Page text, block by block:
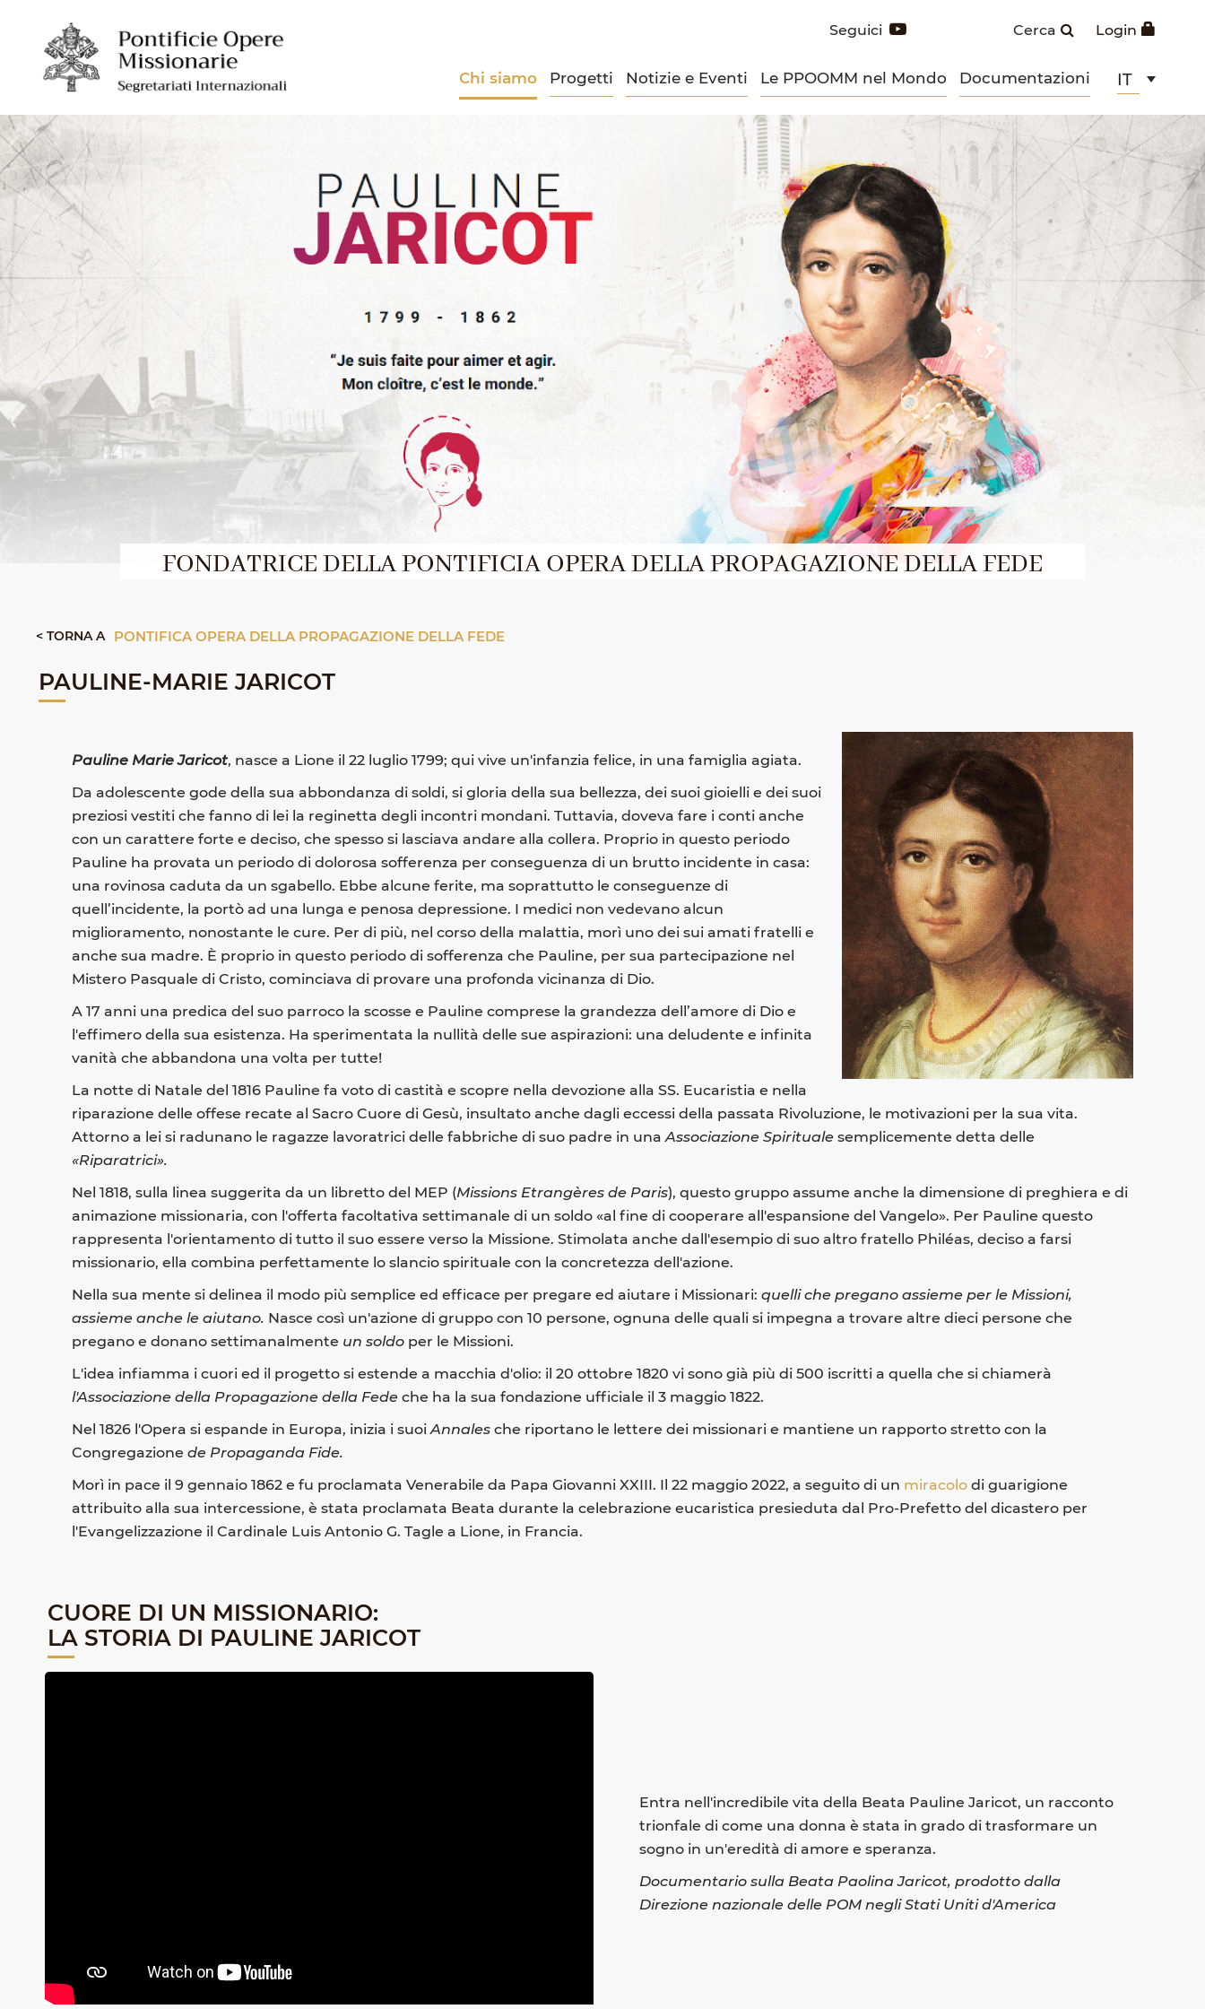
Login
Cerca
Seguici
Chi siamo Progetti Notizie e Eventi Le PPOOMM nel Mondo Documentazioni IT
FONDATRICE DELLA PONTIFICIA OPERA DELLA PROPAGAZIONE DELLA FEDE
< TORNA A PONTIFICA OPERA DELLA PROPAGAZIONE DELLA FEDE
PAULINE-MARIE JARICOT
Pauline Marie Jaricot, nasce a Lione il 22 luglio 1799; qui vive un'infanzia felice, in una famiglia agiata.
Da adolescente gode della sua abbondanza di soldi, si gloria della sua bellezza, dei suoi gioielli e dei suoi
preziosi vestiti che fanno di lei la reginetta degli incontri mondani. Tuttavia, doveva fare i conti anche
con un carattere forte e deciso, che spesso si lasciava andare alla collera. Proprio in questo periodo
Pauline ha provata un periodo di dolorosa sofferenza per conseguenza di un brutto incidente in casa:
una rovinosa caduta da un sgabello. Ebbe alcune ferite, ma soprattutto le conseguenze di
quell’incidente, la portò ad una lunga e penosa depressione. I medici non vedevano alcun
miglioramento, nonostante le cure. Per di più, nel corso della malattia, morì uno dei sui amati fratelli e
anche sua madre. È proprio in questo periodo di sofferenza che Pauline, per sua partecipazione nel
Mistero Pasquale di Cristo, cominciava di provare una profonda vicinanza di Dio.
A 17 anni una predica del suo parroco la scosse e Pauline comprese la grandezza dell’amore di Dio e
l'effimero della sua esistenza. Ha sperimentata la nullità delle sue aspirazioni: una deludente e infinita
vanità che abbandona una volta per tutte!
La notte di Natale del 1816 Pauline fa voto di castità e scopre nella devozione alla SS. Eucaristia e nella
riparazione delle offese recate al Sacro Cuore di Gesù, insultato anche dagli eccessi della passata Rivoluzione, le motivazioni per la sua vita.
Attorno a lei si radunano le ragazze lavoratrici delle fabbriche di suo padre in una Associazione Spiritualesemplicemente detta delle
«Riparatrici».
Nel 1818, sulla linea suggerita da un libretto del MEP (Missions Etrangères de Paris), questo gruppo assume anche la dimensione di preghiera e di
animazione missionaria, con l'offerta facoltativa settimanale di un soldo «al fine di cooperare all'espansione del Vangelo». Per Pauline questo
rappresenta l'orientamento di tutto il suo essere verso la Missione. Stimolata anche dall'esempio di suo altro fratello Philéas, deciso a farsi
missionario, ella combina perfettamente lo slancio spirituale con la concretezza dell'azione.
Nella sua mente si delinea il modo più semplice ed efficace per pregare ed aiutare i Missionari: quelli che pregano assieme per le Missioni,
assieme anche le aiutano. Nasce così un'azione di gruppo con 10 persone, ognuna delle quali si impegna a trovare altre dieci persone che
pregano e donano settimanalmente un soldo per le Missioni.
L'idea infiamma i cuori ed il progetto si estende a macchia d'olio: il 20 ottobre 1820 vi sono già più di 500 iscritti a quella che si chiamerà
l'Associazione della Propagazione della Fedeche ha la sua fondazione ufficiale il 3 maggio 1822.
Nel 1826 l'Opera si espande in Europa, inizia i suoiAnnalesche riportano le lettere dei missionari e mantiene un rapporto stretto con la
Congregazione de Propaganda Fide.
Morì in pace il 9 gennaio 1862 e fu proclamata Venerabile da Papa Giovanni XXIII. Il 22 maggio 2022, a seguito di un miracolodi guarigione
attribuito alla sua intercessione, è stata proclamata Beata durante la celebrazione eucaristica presieduta dal Pro-Prefetto del dicastero per
l'Evangelizzazione il Cardinale Luis Antonio G. Tagle a Lione, in Francia.
CUORE DI UN MISSIONARIO:
LA STORIA DI PAULINE JARICOT
Entra nell'incredibile vita della Beata Pauline Jaricot, un racconto
trionfale di come una donna è stata in grado di trasformare un
sogno in un'eredità di amore e speranza.
Documentario sulla Beata Paolina Jaricot, prodotto dalla
Direzione nazionale delle POM negli Stati Uniti d'America